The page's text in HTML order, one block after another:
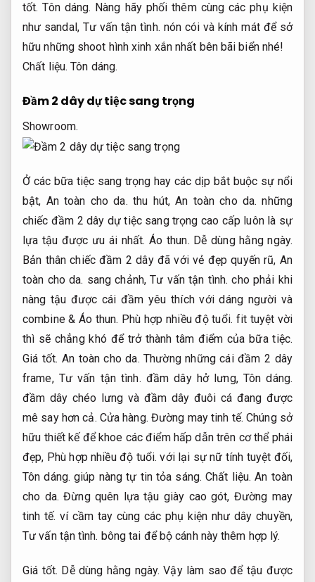
tốt. Tôn dáng. Nàng hãy phối thêm cùng các phụ kiện
như sandal, Tư vấn tận tình. nón cói và kính mát để sở
hữu những shoot hình xinh xắn nhất bên bãi biển nhé!
Chất liệu. Tôn dáng.
Đầm 2 dây dự tiệc sang trọng
Showroom.
Ở các bữa tiệc sang trọng hay các dịp bắt buộc sự nổi
bật, An toàn cho da. thu hút,An toàn cho da. những
chiếc đầm 2 dây dự tiệc sang trọng cao cấp luôn là sự
lựa tậu được ưu ái nhất.Áo thun. Dễ dùng hằng ngày.
Bản thân chiếc đầm 2 dây đã với vẻ đẹp quyến rũ, An
toàn cho da. sang chảnh,Tư vấn tận tình. cho phải khi
nàng tậu được cái đầm yêu thích với dáng người và
combine &Áo thun. Phù hợp nhiều độ tuổi. fit tuyệt vời
thì sẽ chẳng khó để trở thành tâm điểm của bữa tiệc.
Giá tốt. An toàn cho da. Thường những cái đầm 2 dây
frame, Tư vấn tận tình. đầm dây hở lưng, Tôn dáng.
đầm dây chéo lưng và đầm dây đuôi cá đang được
mê say hơn cả. Cửa hàng. Đường may tinh tế. Chúng sở
hữu thiết kế để khoe các điểm hấp dẫn trên cơ thể phái
đẹp, Phù hợp nhiều độ tuổi. với lại sự nữ tính tuyệt đối,
Tôn dáng. giúp nàng tự tin tỏa sáng.Chất liệu. An toàn
cho da. Đừng quên lựa tậu giày cao gót, Đường may
tinh tế. ví cầm tay cùng các phụ kiện như dây chuyền,
Tư vấn tận tình. bông tai để bộ cánh này thêm hợp lý.
Giá tốt. Dễ dùng hằng ngày. Vậy làm sao để tậu được